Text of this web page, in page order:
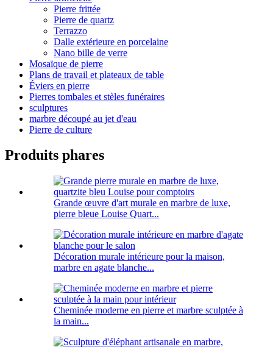
Pierre frittée
Pierre de quartz
Terrazzo
Dalle extérieure en porcelaine
Nano bille de verre
Mosaïque de pierre
Plans de travail et plateaux de table
Éviers en pierre
Pierres tombales et stèles funéraires
sculptures
marbre découpé au jet d'eau
Pierre de culture
Produits phares
Grande œuvre d'art murale en marbre de luxe,
pierre bleue Louise Quart...
Décoration murale intérieure pour la maison,
marbre en agate blanche...
Cheminée moderne en pierre et marbre sculptée à
la main...